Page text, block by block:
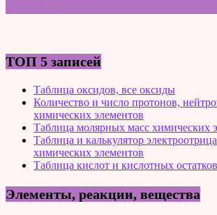
ТОП 5 записей
Таблица оксидов, все оксиды
Количество и число протонов,
химических элементов
Таблица молярных масс химических
Таблица и калькулятор
химических элементов
Таблица кислот и кислотных остатков
Элементы, реакции, вещества